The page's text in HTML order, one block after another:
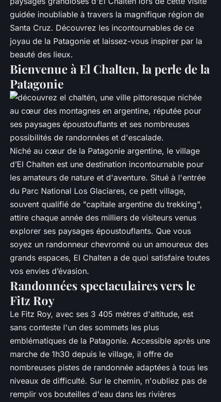
guidée inoubliable à travers la magnifique région de
Santa Cruz. Découvrez les incontournables de ce
joyau de la Patagonie et laissez-vous inspirer par la
beauté des lieux.
Bienvenue à El Chalten, la perle de la
Patagonie
Niché au cœur de la Patagonie argentine, le village
d’El Chalten est une destination incontournable pour
les amateurs de nature et d'aventure. Situé à l'entrée
du Parc National Los Glaciares, ce petit village,
souvent qualifié de "capitale argentine du trekking",
attire chaque année des milliers de visiteurs venus
explorer ses paysages époustouflants. Que vous
soyez un randonneur chevronné ou un amoureux des
grands espaces, El Chalten a de quoi satisfaire toutes
vos envies d’évasion.
Randonnées spectaculaires vers le
Fitz Roy
Le Fitz Roy, avec ses 3 405 mètres d'altitude, est
sans conteste l'un des sommets les plus
emblématiques de la Patagonie. Accessible après une
marche de 1h30 depuis le village, il offre de
nombreuses pistes de randonnée adaptées à tous les
niveaux de difficulté. Sur le chemin, n'oubliez pas de
remplir vos bouteilles d'eau dans les rivières